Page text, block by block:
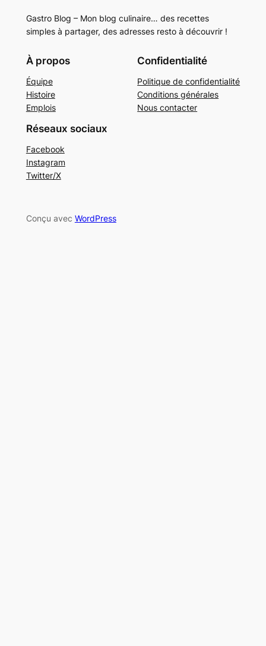
Gastro Blog – Mon blog culinaire… des recettes
simples à partager, des adresses resto à découvrir !
À propos
Équipe
Histoire
Emplois
Confidentialité
Politique de confidentialité
Conditions générales
Nous contacter
Réseaux sociaux
Facebook
Instagram
Twitter/X
Conçu avec WordPress